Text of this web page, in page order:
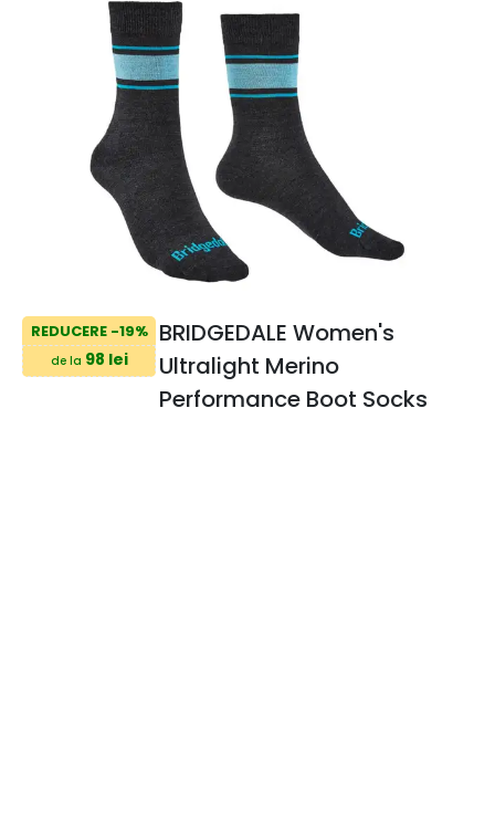
REDUCERE -19%
de la 98 lei
BRIDGEDALE Women's
Ultralight Merino
Performance Boot Socks